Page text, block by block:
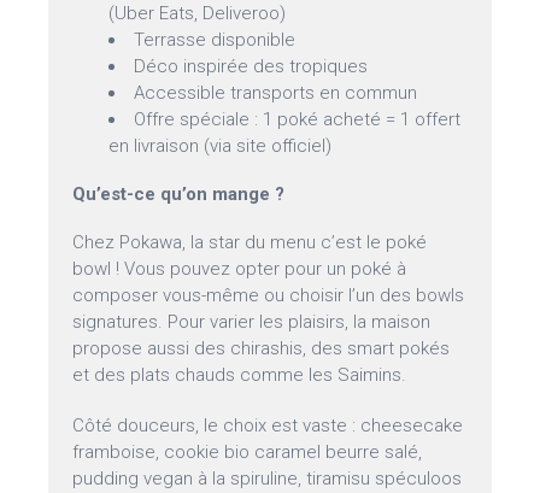
(Uber Eats, Deliveroo)
Terrasse disponible
Déco inspirée des tropiques
Accessible transports en commun
Offre spéciale : 1 poké acheté = 1 offert
en livraison (via site officiel)
Qu’est-ce qu’on mange ?
Chez Pokawa, la star du menu c’est le poké
bowl ! Vous pouvez opter pour un poké à
composer vous-même ou choisir l’un des bowls
signatures. Pour varier les plaisirs, la maison
propose aussi des chirashis, des smart pokés
et des plats chauds comme les Saimins.
Côté douceurs, le choix est vaste : cheesecake
framboise, cookie bio caramel beurre salé,
pudding vegan à la spiruline, tiramisu spéculoos